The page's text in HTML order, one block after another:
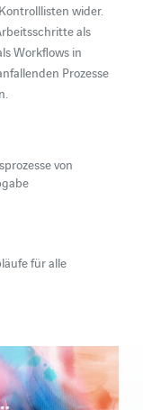
wider.
als
Workflows in
Prozesse
von
für alle